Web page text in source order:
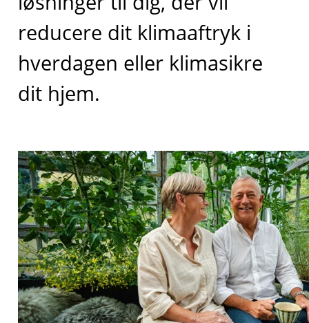
reducere dit klimaaftryk i
hverdagen eller klimasikre
dit hjem.